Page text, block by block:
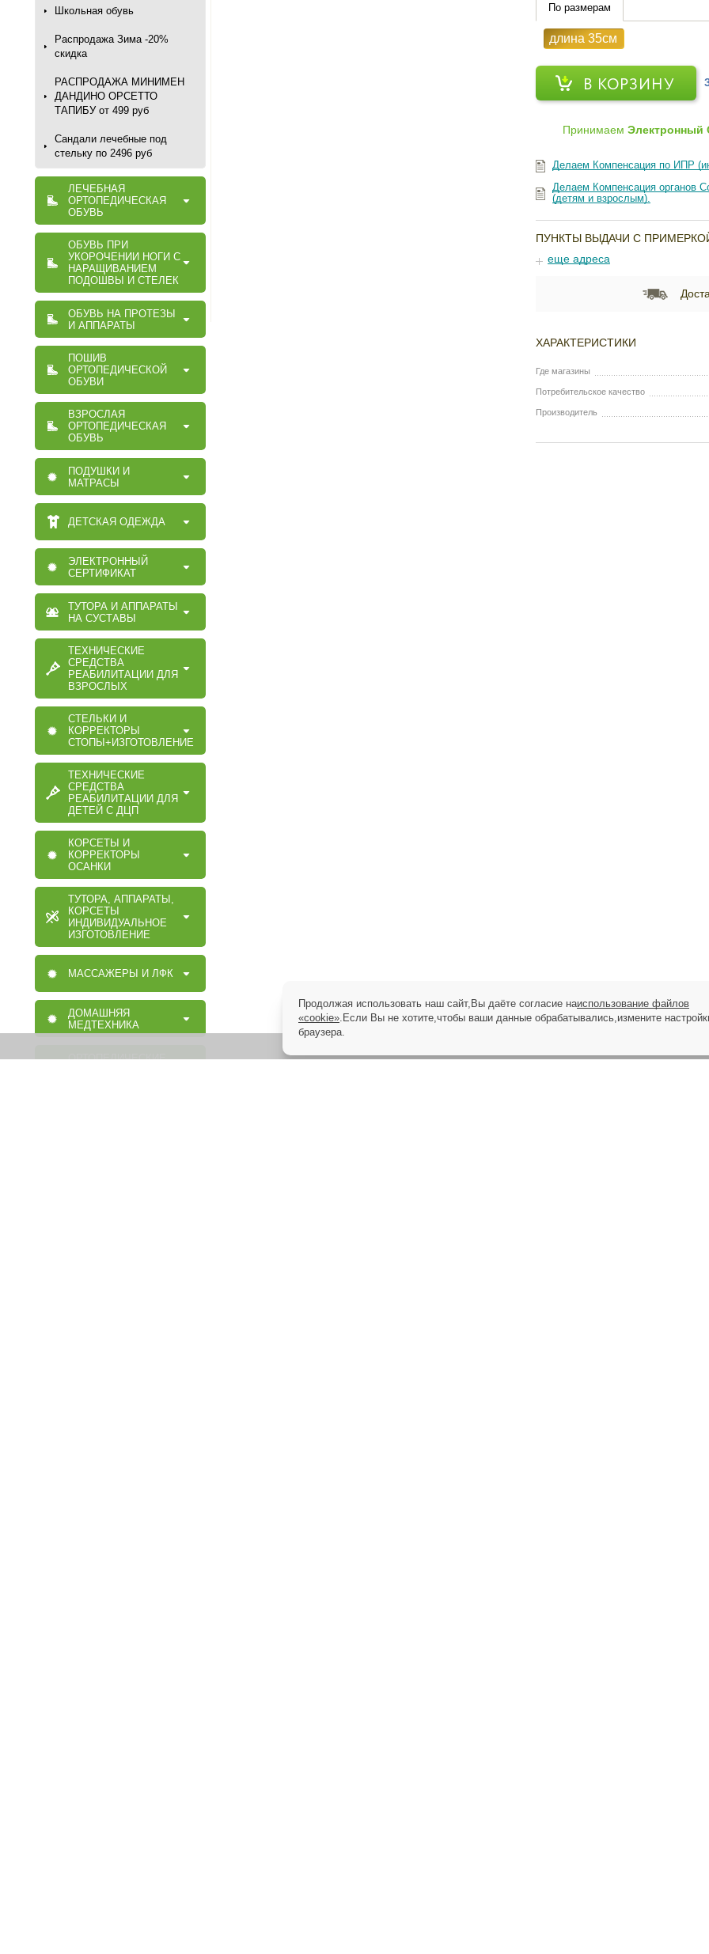
Школьная обувь
Распродажа Зима -20%
скидка
РАСПРОДАЖА МИНИМЕН
ДАНДИНО ОРСЕТТО
ТАПИБУ от 499 руб
Сандали лечебные под
стельку по 2496 руб
ЛЕЧЕБНАЯ
ОРТОПЕДИЧЕСКАЯ
ОБУВЬ
ОБУВЬ ПРИ
УКОРОЧЕНИИ НОГИ С
НАРАЩИВАНИЕМ
ПОДОШВЫ И СТЕЛЕК
ОБУВЬ НА ПРОТЕЗЫ
И АППАРАТЫ
ПОШИВ
ОРТОПЕДИЧЕСКОЙ
ОБУВИ
ВЗРОСЛАЯ
ОРТОПЕДИЧЕСКАЯ
ОБУВЬ
ПОДУШКИ И
МАТРАСЫ
ДЕТСКАЯ ОДЕЖДА
ЭЛЕКТРОННЫЙ
СЕРТИФИКАТ
ТУТОРА И АППАРАТЫ
НА СУСТАВЫ
ТЕХНИЧЕСКИЕ
СРЕДСТВА
РЕАБИЛИТАЦИИ ДЛЯ
ВЗРОСЛЫХ
СТЕЛЬКИ И
КОРРЕКТОРЫ
СТОПЫ+ИЗГОТОВЛЕНИЕ
ТЕХНИЧЕСКИЕ
СРЕДСТВА
РЕАБИЛИТАЦИИ ДЛЯ
ДЕТЕЙ С ДЦП
КОРСЕТЫ И
КОРРЕКТОРЫ
ОСАНКИ
ТУТОРА, АППАРАТЫ,
КОРСЕТЫ
ИНДИВИДУАЛЬНОЕ
ИЗГОТОВЛЕНИЕ
МАССАЖЕРЫ И ЛФК
ДОМАШНЯЯ
МЕДТЕХНИКА
ОРТОПЕДИЧЕСКИЕ
По размерам
длина 35см
В КОРЗИНУ
ПринимаемЭлектронный
Делаем Компенсация по ИПР
Делаем Компенсация органов
(детям и взрослым).
ПУНКТЫ ВЫДАЧИ С
еще адреса
ХАРАКТЕРИСТИКИ
Где магазины
Потребительское качество
Производитель
Продолжая использовать наш сайт,Вы даёте согласие наиспользование файлов
«cookie».Если Вы не хотите,чтобы ваши данные обрабатывались,измените
браузера.